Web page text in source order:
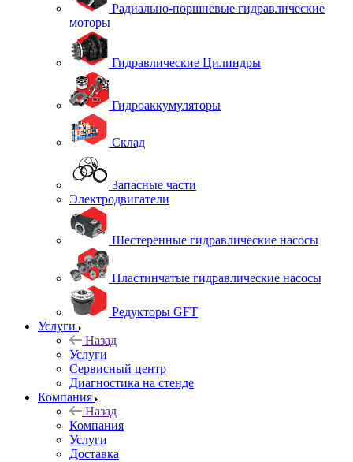
Радиально-поршневые гидравлические
моторы
Гидравлические Цилиндры
Гидроаккумуляторы
Склад
Запасные части
Электродвигатели
Шестеренные гидравлические насосы
Пластинчатые гидравлические насосы
Редукторы GFT
Услуги
Назад
Услуги
Сервисный центр
Диагностика на стенде
Компания
Назад
Компания
Услуги
Доставка